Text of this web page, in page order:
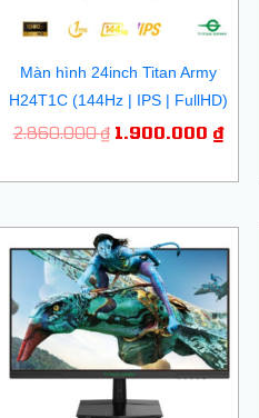
Màn hình 24inch Titan Army
H24T1C (144Hz | IPS | FullHD)
2.860.000₫ 1.900.000 ₫
Giá
gốc
là:
2.600.000 ₫.
hiện
tại
là: